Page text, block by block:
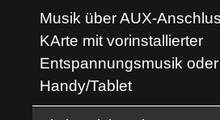
Musik über AUX-
KArte mit vorinstallierter
Entspannungsmusik
Handy/Tablet